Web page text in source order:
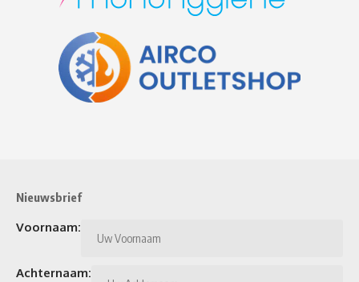
Nieuwsbrief
Voornaam:
Achternaam: